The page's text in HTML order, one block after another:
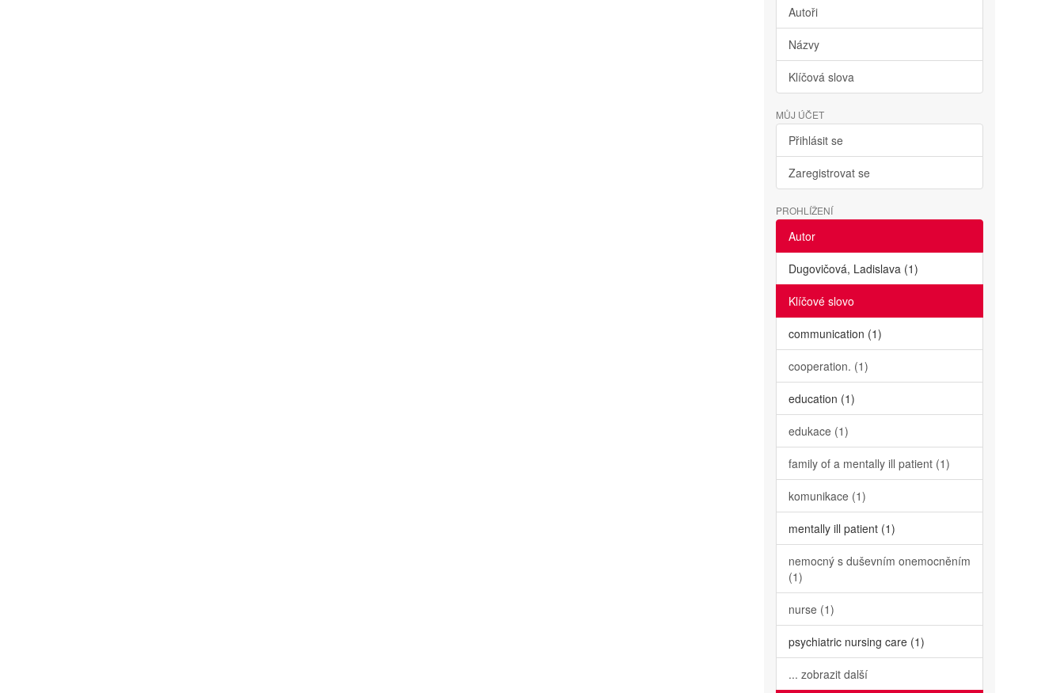
Autoři
Názvy
Klíčová slova
MŮJ ÚČET
Přihlásit se
Zaregistrovat se
PROHLÍŽENÍ
Autor
Dugovičová, Ladislava (1)
Klíčové slovo
communication (1)
cooperation. (1)
education (1)
edukace (1)
family of a mentally ill patient (1)
komunikace (1)
mentally ill patient (1)
nemocný s duševním onemocněním
(1)
nurse (1)
psychiatric nursing care (1)
... zobrazit další